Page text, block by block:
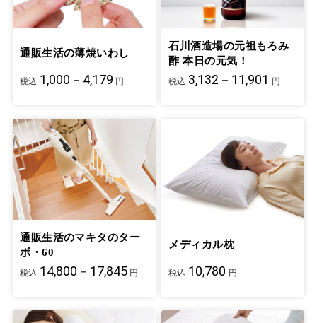
通販生活の薄焼いわし
税込 1,000－4,179 円
石川酒造場の元祖もろみ
酢 本日の元気！
税込 3,132－11,901 円
通販生活のマキタのター
ボ・60
税込 14,800－17,845 円
メディカル枕
税込 10,780 円